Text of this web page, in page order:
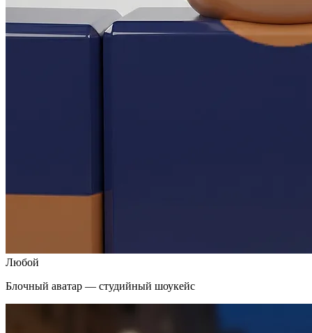
Любой
Блочный аватар — студийный шоукейс